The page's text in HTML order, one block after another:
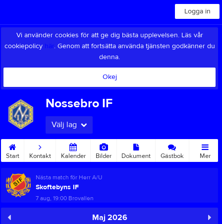
Logga in
Vi använder cookies för att ge dig bästa upplevelsen. Läs vår
cookiepolicy här. Genom att fortsätta använda tjänsten godkänner du
denna.
Okej
Nossebro IF
Välj lag
Start Kontakt Kalender Bilder Dokument Gästbok Mer
Nästa match för Herr A/U
Skoftebyns IF
7 aug, 19:00 Brovallen
Maj 2026